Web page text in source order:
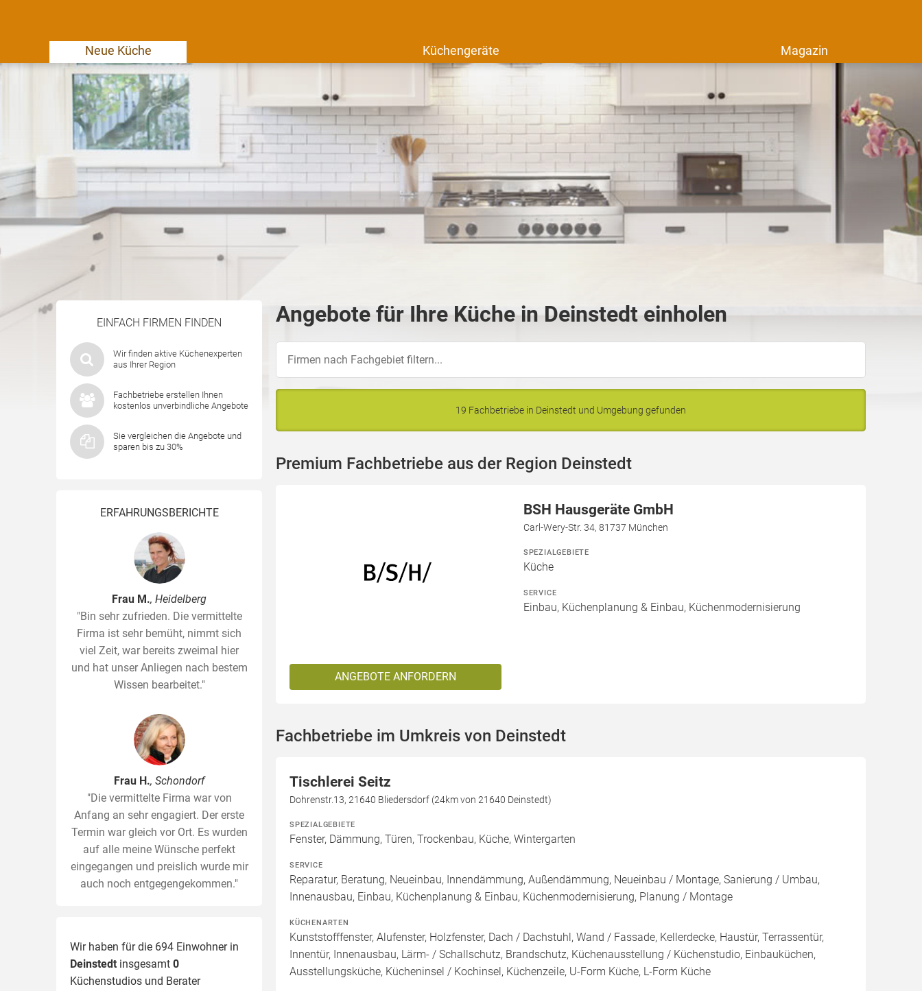
Neue Küche Küchengeräte Magazin
EINFACH FIRMEN FINDEN
Wir finden aktive Küchenexperten
aus Ihrer Region
Fachbetriebe erstellen Ihnen
kostenlos unverbindliche Angebote
Sie vergleichen die Angebote und
sparen bis zu 30%
ERFAHRUNGSBERICHTE
Frau M., Heidelberg
"Bin sehr zufrieden. Die vermittelte
Firma ist sehr bemüht, nimmt sich
viel Zeit, war bereits zweimal hier
und hat unser Anliegen nach bestem
Wissen bearbeitet."
Frau H., Schondorf
"Die vermittelte Firma war von
Anfang an sehr engagiert. Der erste
Termin war gleich vor Ort. Es wurden
auf alle meine Wünsche perfekt
eingegangen und preislich wurde mir
auch noch entgegengekommen."
Wir haben für die 694 Einwohner in
Deinstedt insgesamt 0
Küchenstudios und Berater
Angebote für Ihre Küche in Deinstedt einholen
19 Fachbetriebe in Deinstedt und Umgebung gefunden
Premium Fachbetriebe aus der Region Deinstedt
ANGEBOTE ANFORDERN
BSH Hausgeräte GmbH
Carl-Wery-Str. 34, 81737 München
SPEZIALGEBIETE
Küche
SERVICE
Einbau, Küchenplanung & Einbau, Küchenmodernisierung
Fachbetriebe im Umkreis von Deinstedt
Tischlerei Seitz
Dohrenstr.13, 21640 Bliedersdorf (24km von 21640 Deinstedt)
SPEZIALGEBIETE
Fenster, Dämmung, Türen, Trockenbau, Küche, Wintergarten
SERVICE
Reparatur, Beratung, Neueinbau, Innendämmung, Außendämmung, Neueinbau / Montage, Sanierung / Umbau,
Innenausbau, Einbau, Küchenplanung & Einbau, Küchenmodernisierung, Planung / Montage
KÜCHENARTEN
Kunststofffenster, Alufenster, Holzfenster, Dach / Dachstuhl, Wand / Fassade, Kellerdecke, Haustür, Terrassentür,
Innentür, Innenausbau, Lärm- / Schallschutz, Brandschutz, Küchenausstellung / Küchenstudio, Einbauküchen,
Ausstellungsküche, Kücheninsel / Kochinsel, Küchenzeile, U-Form Küche, L-Form Küche